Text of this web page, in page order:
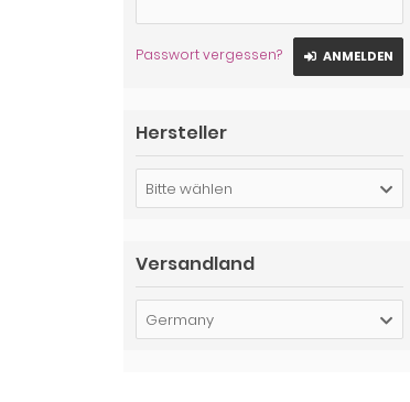
Passwort vergessen? ANMELDEN
Hersteller
Bitte wählen
Versandland
Germany